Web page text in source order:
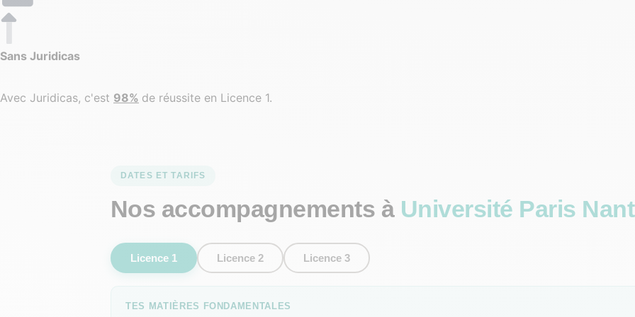
Sans Juridicas
Avec Juridicas, c'est 98% de réussite en Licence 1.
DATES ET TARIFS
Nos accompagnements à Université Paris
Licence 1 Licence 2 Licence 3
TES MATIÈRES FONDAMENTALES